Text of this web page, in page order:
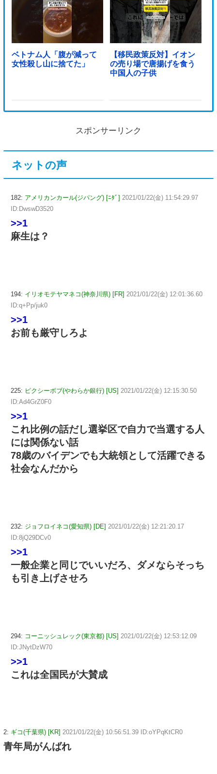
ベトナム人「腹が減って
女性殺し山に捨てた」
【移民政策反対】イオン
の売り場で唐揚げを食う
中国人の子供
スポンサーリンク
ネットの声
182: アメリカンカール(ジパング) [ﾆﾀﾞ] 2021/01/22(金) 11:54:29.97
ID:DwswD3520
>>1
麻生は？
194: イリオモテヤマネコ(神奈川県) [FR] 2021/01/22(金) 12:01:36.60
ID:q+Pp/juk0
>>1
お前も厳守しろよ
225: ピクシーボブ(やわらか銀行) [US] 2021/01/22(金) 12:15:30.50
ID:Ad4GrZ0F0
>>1
これ比例の話だし選挙区で自力で当選する人
には関係ない話
78歳のバイデンでも大統領として活躍できる
社会なんだから
232: ジョフロイネコ(愛知県) [DE] 2021/01/22(金) 12:21:20.17
ID:8jQ29DCv0
>>1
一般企業と同じでいいだろ、ダメならそっち
も引き上げさせろ
294: コーニッシュレック(東京都) [US] 2021/01/22(金) 12:53:12.09
ID:JNytDzW70
>>1
これは全国民が大賛成
2: ギコ(千葉県) [KR] 2021/01/22(金) 10:56:51.39 ID:oYPqKtCR0
青年局がんばれ